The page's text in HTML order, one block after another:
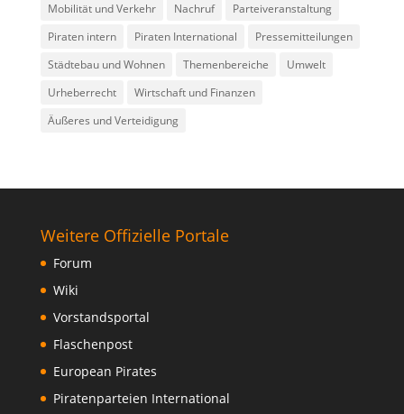
Mobilität und Verkehr
Nachruf
Parteiveranstaltung
Piraten intern
Piraten International
Pressemitteilungen
Städtebau und Wohnen
Themenbereiche
Umwelt
Urheberrecht
Wirtschaft und Finanzen
Äußeres und Verteidigung
Weitere Offizielle Portale
Forum
Wiki
Vorstandsportal
Flaschenpost
European Pirates
Piratenparteien International